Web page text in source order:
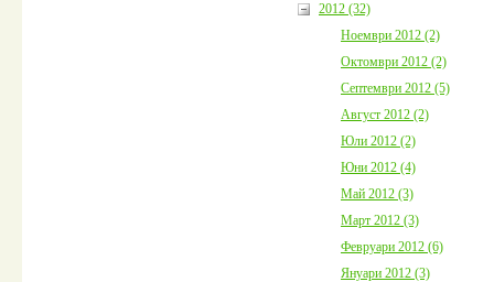
2012 (32)
Ноември 2012 (2)
Октомври 2012 (2)
Септември 2012 (5)
Август 2012 (2)
Юли 2012 (2)
Юни 2012 (4)
Май 2012 (3)
Март 2012 (3)
Февруари 2012 (6)
Януари 2012 (3)